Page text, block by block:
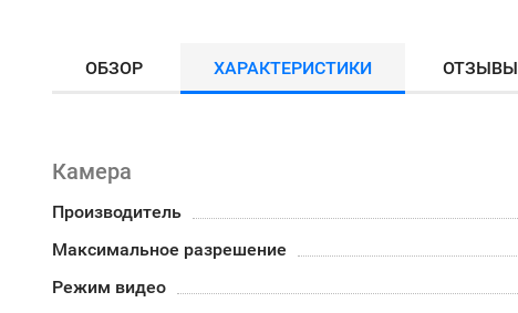
ОБЗОР ХАРАКТЕРИСТИКИ ОТЗЫВЫ
Камера
Производитель
Максимальное разрешение
Режим видео